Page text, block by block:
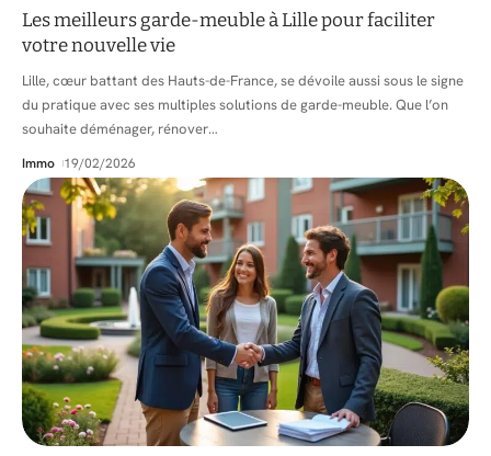
Les meilleurs garde-meuble à Lille pour faciliter
votre nouvelle vie
Lille, cœur battant des Hauts-de-France, se dévoile aussi sous le signe
du pratique avec ses multiples solutions de garde-meuble. Que l’on
souhaite déménager, rénover…
Immo 19/02/2026